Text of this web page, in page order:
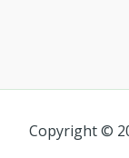
Copyright ©